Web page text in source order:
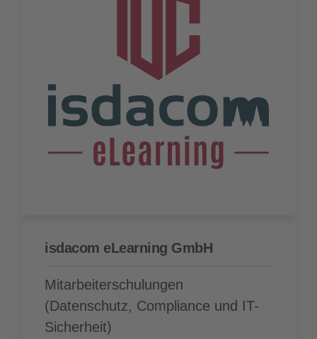
isdacom eLearning GmbH
Mitarbeiterschulungen
(Datenschutz, Compliance und IT-
Sicherheit)